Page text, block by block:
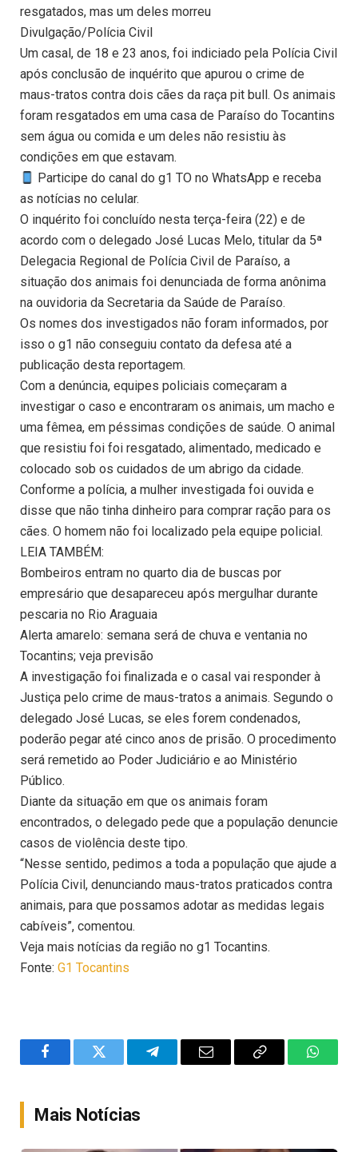
resgatados, mas um deles morreu
Divulgação/Polícia Civil
Um casal, de 18 e 23 anos, foi indiciado pela Polícia Civil
após conclusão de inquérito que apurou o crime de
maus-tratos contra dois cães da raça pit bull. Os animais
foram resgatados em uma casa de Paraíso do Tocantins
sem água ou comida e um deles não resistiu às
condições em que estavam.
Participe do canal do g1 TO no WhatsApp e receba
as notícias no celular.
O inquérito foi concluído nesta terça-feira (22) e de
acordo com o delegado José Lucas Melo, titular da 5ª
Delegacia Regional de Polícia Civil de Paraíso, a
situação dos animais foi denunciada de forma anônima
na ouvidoria da Secretaria da Saúde de Paraíso.
Os nomes dos investigados não foram informados, por
isso o g1 não conseguiu contato da defesa até a
publicação desta reportagem.
Com a denúncia, equipes policiais começaram a
investigar o caso e encontraram os animais, um macho e
uma fêmea, em péssimas condições de saúde. O animal
que resistiu foi foi resgatado, alimentado, medicado e
colocado sob os cuidados de um abrigo da cidade.
Conforme a polícia, a mulher investigada foi ouvida e
disse que não tinha dinheiro para comprar ração para os
cães. O homem não foi localizado pela equipe policial.
LEIA TAMBÉM:
Bombeiros entram no quarto dia de buscas por
empresário que desapareceu após mergulhar durante
pescaria no Rio Araguaia
Alerta amarelo: semana será de chuva e ventania no
Tocantins; veja previsão
A investigação foi finalizada e o casal vai responder à
Justiça pelo crime de maus-tratos a animais. Segundo o
delegado José Lucas, se eles forem condenados,
poderão pegar até cinco anos de prisão. O procedimento
será remetido ao Poder Judiciário e ao Ministério
Público.
Diante da situação em que os animais foram
encontrados, o delegado pede que a população denuncie
casos de violência deste tipo.
“Nesse sentido, pedimos a toda a população que ajude a
Polícia Civil, denunciando maus-tratos praticados contra
animais, para que possamos adotar as medidas legais
cabíveis”, comentou.
Veja mais notícias da região no g1 Tocantins.
Fonte: G1 Tocantins
FacebookTwitter TelegramEmail
Copy
Mais Notícias